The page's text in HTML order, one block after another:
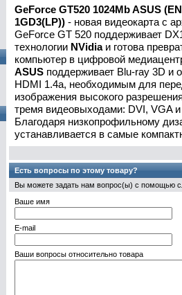
GeForce GT520 1024Mb ASUS
1GD3(LP)) - новая видеокарта с
GeForce GT 520 поддерживает
технологии NVidiaи готова
компьютер в цифровой
ASUS поддерживает Blu-ray 3D и
HDMI 1.4a, необходимым для
изображения высокого
тремя видеовыходами: DVI, VGA
Благодаря низкопрофильному
устанавливается в самые
Есть вопросы по этому товару?
Вы можете задать нам вопрос(ы) с помощью
Ваше имя
E-mail
Ваши вопросы относительно товара